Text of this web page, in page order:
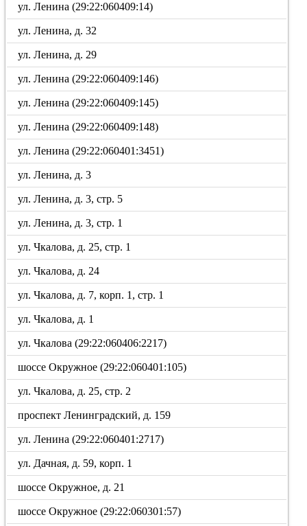
ул. Ленина (29:22:060409:14)
ул. Ленина, д. 32
ул. Ленина, д. 29
ул. Ленина (29:22:060409:146)
ул. Ленина (29:22:060409:145)
ул. Ленина (29:22:060409:148)
ул. Ленина (29:22:060401:3451)
ул. Ленина, д. 3
ул. Ленина, д. 3, стр. 5
ул. Ленина, д. 3, стр. 1
ул. Чкалова, д. 25, стр. 1
ул. Чкалова, д. 24
ул. Чкалова, д. 7, корп. 1, стр. 1
ул. Чкалова, д. 1
ул. Чкалова (29:22:060406:2217)
шоссе Окружное (29:22:060401:105)
ул. Чкалова, д. 25, стр. 2
проспект Ленинградский, д. 159
ул. Ленина (29:22:060401:2717)
ул. Дачная, д. 59, корп. 1
шоссе Окружное, д. 21
шоссе Окружное (29:22:060301:57)